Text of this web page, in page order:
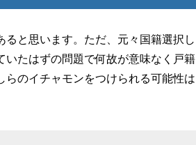
と思います。ただ、元々国籍選択し
たはずの問題で何故が意味なく戸籍
のイチャモンをつけられる可能性は